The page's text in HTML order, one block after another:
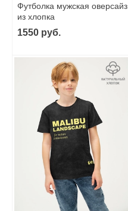
Футболка мужская оверсайз
из хлопка
1550 руб.